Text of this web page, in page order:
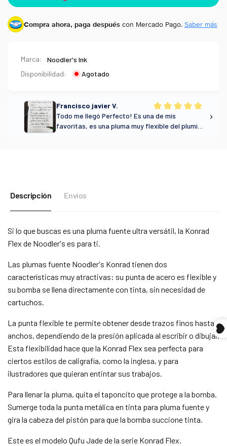
Compra ahora, paga después con Mercado Pago. Saber más
Marca:
Noodler's Ink
Disponibilidad:
Agotado
Descripción Envíos
Si lo que buscas es una pluma fuente ultra versátil, la Konrad
Flex de Noodler's es para ti.
Las plumas fuente Noodler's Konrad tienen dos
características muy atractivas: su punta de acero es flexible y
su bomba se llena directamente con tinta, sin necesidad de
cartuchos.
La punta flexible te permite obtener desde trazos finos hasta
anchos, dependiendo de la presión aplicada al escribir o dibujar.
Esta flexibilidad hace que la Konrad Flex sea perfecta para
ciertos estilos de caligrafía, como la inglesa, y para
ilustradores que quieran entintar sus trabajos.
Para llenar la pluma, quita el taponcito que protege a la bomba.
Sumerge toda la punta metálica en tinta para pluma fuente y
gira la cabeza del pistón para que la bomba succione tinta.
Este es el modelo Qufu Jade de la serie Konrad Flex.
sin tarjeta de crédito
1 Agrega tu producto al carrito y
con Meses sin Tarjeta.
2 En tu cuenta de Mercado Pago,elige la
3 Paga mes a mescon saldo disponible,
débito u otros medios.
Crédito sujeto a aprobación.
¿Tienes dudas? Consulta nuestra
Ayuda.